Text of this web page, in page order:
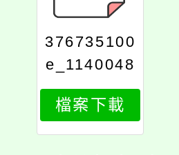
376735100
e_1140048
844_attach
1
檔案下載